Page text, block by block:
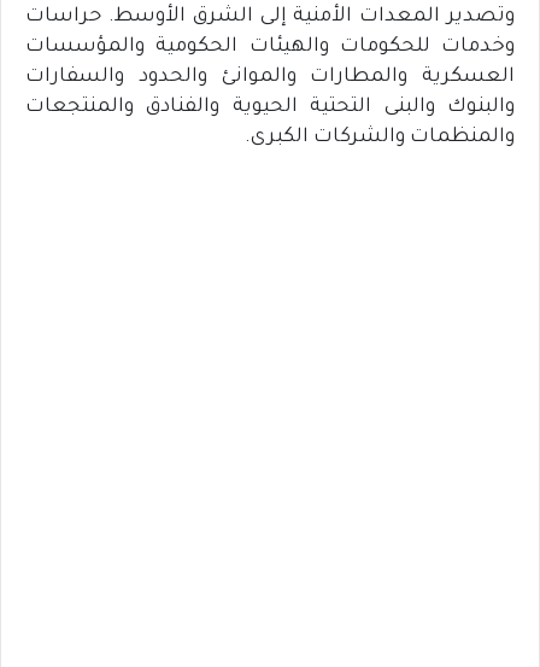
وتصدير المعدات الأمنية إلى الشرق الأوسط. حراسات
وخدمات للحكومات والهيئات الحكومية والمؤسسات
العسكرية والمطارات والموانئ والحدود والسفارات
والبنوك والبنى التحتية الحيوية والفنادق والمنتجعات
والمنظمات والشركات الكبرى.